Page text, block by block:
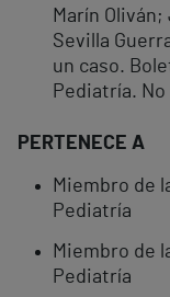
Marín
Sevilla
un caso.
Pediatría. No
PERTENECE A
Miembro de
Pediatría
Miembro de
Pediatría